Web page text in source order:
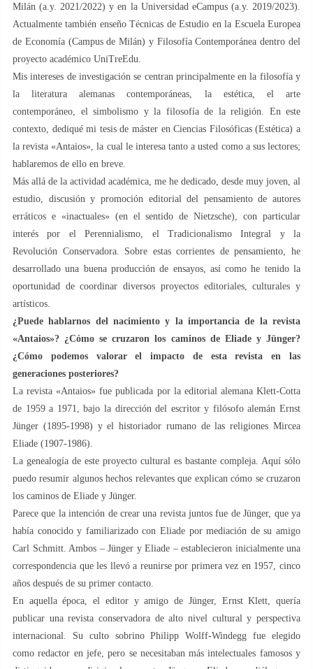
Milán (a.y. 2021/2022) y en la Universidad eCampus (a.y. 2019/2023).
Actualmente también enseño Técnicas de Estudio en la Escuela Europea
de Economía (Campus de Milán) y Filosofía Contemporánea dentro del
proyecto académico UniTreEdu.
Mis intereses de investigación se centran principalmente en la filosofía y
la literatura alemanas contemporáneas, la estética, el arte
contemporáneo, el simbolismo y la filosofía de la religión. En este
contexto, dediqué mi tesis de máster en Ciencias Filosóficas (Estética) a
la revista «Antaios», la cual le interesa tanto a usted como a sus lectores;
hablaremos de ello en breve.
Más allá de la actividad académica, me he dedicado, desde muy joven, al
estudio, discusión y promoción editorial del pensamiento de autores
erráticos e «inactuales» (en el sentido de Nietzsche), con particular
interés por el Perennialismo, el Tradicionalismo Integral y la
Revolución Conservadora. Sobre estas corrientes de pensamiento, he
desarrollado una buena producción de ensayos, así como he tenido la
oportunidad de coordinar diversos proyectos editoriales, culturales y
artísticos.
¿Puede hablarnos del nacimiento y la importancia de la revista
«Antaios»? ¿Cómo se cruzaron los caminos de Eliade y Jünger?
¿Cómo podemos valorar el impacto de esta revista en las
generaciones posteriores?
La revista «Antaios» fue publicada por la editorial alemana Klett-Cotta
de 1959 a 1971, bajo la dirección del escritor y filósofo alemán Ernst
Jünger (1895-1998) y el historiador rumano de las religiones Mircea
Eliade (1907-1986).
La genealogía de este proyecto cultural es bastante compleja. Aquí sólo
puedo resumir algunos hechos relevantes que explican cómo se cruzaron
los caminos de Eliade y Jünger.
Parece que la intención de crear una revista juntos fue de Jünger, que ya
había conocido y familiarizado con Eliade por mediación de su amigo
Carl Schmitt. Ambos – Jünger y Eliade – establecieron inicialmente una
correspondencia que les llevó a reunirse por primera vez en 1957, cinco
años después de su primer contacto.
En aquella época, el editor y amigo de Jünger, Ernst Klett, quería
publicar una revista conservadora de alto nivel cultural y perspectiva
internacional. Su culto sobrino Philipp Wolff-Windegg fue elegido
como redactor en jefe, pero se necesitaban más intelectuales famosos y